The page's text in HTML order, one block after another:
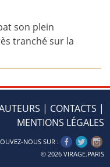
son plein
tranché sur la
| CONTACTS |
MENTIONS LÉGALES
NOUS SUR :
© 2026 VIRAGE.PARIS